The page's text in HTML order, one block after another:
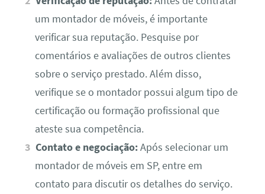
um montador de móveis, é importante
verificar sua reputação. Pesquise por
comentários e avaliações de outros clientes
sobre o serviço prestado. Além disso,
verifique se o montador possui algum tipo de
certificação ou formação profissional que
ateste sua competência.
Contato e negociação:Após selecionar um
montador de móveis em SP, entre em
contato para discutir os detalhes do serviço.